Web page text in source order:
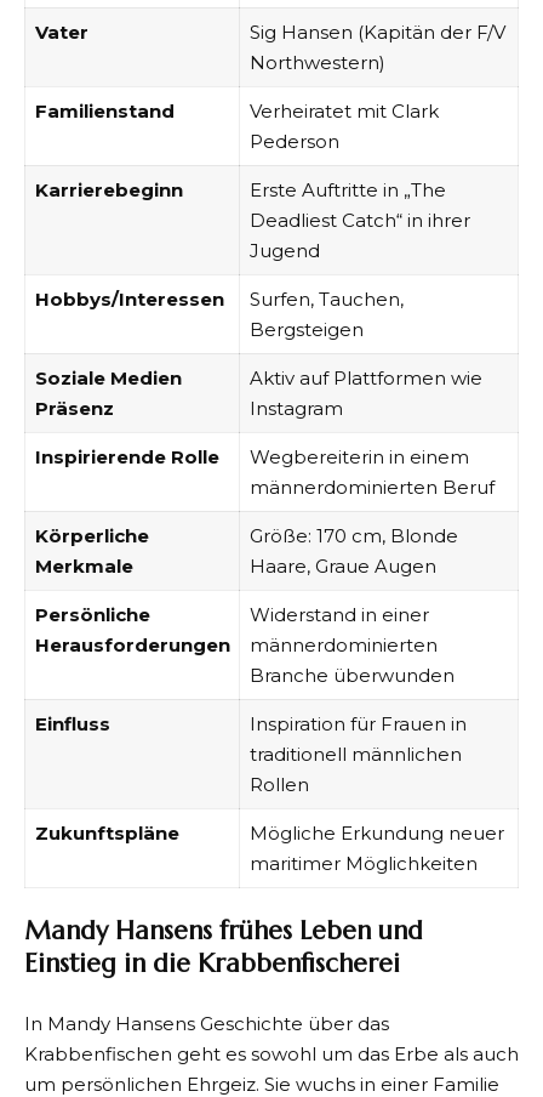
Vater
Sig Hansen (Kapitän der F/V
Northwestern)
Familienstand
Verheiratet mit Clark
Pederson
Karrierebeginn
Erste Auftritte in „The
Deadliest Catch“ in ihrer
Jugend
Hobbys/Interessen
Surfen, Tauchen,
Bergsteigen
Soziale Medien
Präsenz
Aktiv auf Plattformen wie
Instagram
Inspirierende Rolle
Wegbereiterin in einem
männerdominierten Beruf
Körperliche
Merkmale
Größe: 170 cm, Blonde
Haare, Graue Augen
Persönliche
Herausforderungen
Widerstand in einer
männerdominierten
Branche überwunden
Einfluss
Inspiration für Frauen in
traditionell männlichen
Rollen
Zukunftspläne
Mögliche Erkundung neuer
maritimer Möglichkeiten
Mandy Hansens frühes Leben und
Einstieg in die Krabbenfischerei
In Mandy Hansens Geschichte über das
Krabbenfischen geht es sowohl um das Erbe als auch
um persönlichen Ehrgeiz. Sie wuchs in einer Familie